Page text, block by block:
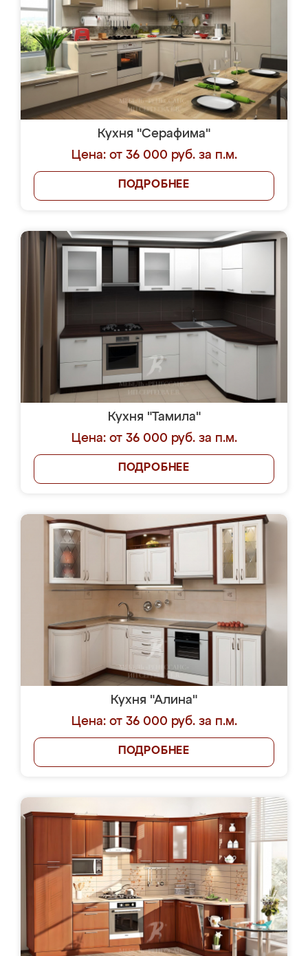
Кухня "Серафима"
Цена: от 36 000 руб. за п.м.
ПОДРОБНЕЕ
Кухня "Тамила"
Цена: от 36 000 руб. за п.м.
ПОДРОБНЕЕ
Кухня "Алина"
Цена: от 36 000 руб. за п.м.
ПОДРОБНЕЕ